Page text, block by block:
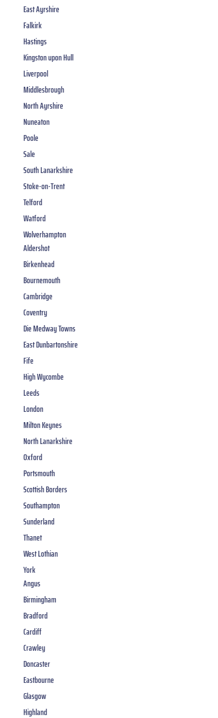
East Ayrshire
Falkirk
Hastings
Kingston upon Hull
Liverpool
Middlesbrough
North Ayrshire
Nuneaton
Poole
Sale
South Lanarkshire
Stoke-on-Trent
Telford
Watford
Wolverhampton
Aldershot
Birkenhead
Bournemouth
Cambridge
Coventry
Die Medway Towns
East Dunbartonshire
Fife
High Wycombe
Leeds
London
Milton Keynes
North Lanarkshire
Oxford
Portsmouth
Scottish Borders
Southampton
Sunderland
Thanet
West Lothian
York
Angus
Birmingham
Bradford
Cardiff
Crawley
Doncaster
Eastbourne
Glasgow
Highland